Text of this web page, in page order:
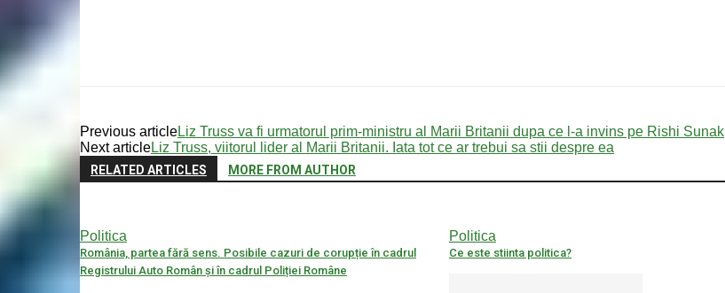
Previous articleLiz Truss va fi urmatorul prim-ministru al Marii Britanii dupa ce l-a invins pe Rishi Sunak
Next articleLiz Truss, viitorul lider al Marii Britanii. Iata tot ce ar trebui sa stii despre ea
RELATED ARTICLES MORE FROM AUTHOR
Politica
România, partea fără sens. Posibile cazuri de corupție în cadrul
Registrului Auto Român și în cadrul Poliției Române
Politica
Ce este stiinta politica?